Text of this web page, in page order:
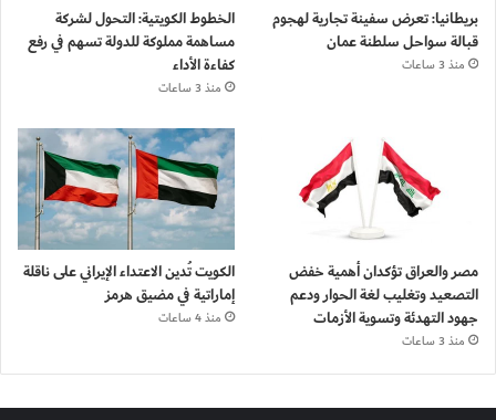
بريطانيا: تعرض سفينة تجارية لهجوم
قبالة سواحل سلطنة عمان
منذ 3 ساعات
الخطوط الكويتية: التحول لشركة
مساهمة مملوكة للدولة تسهم في رفع
كفاءة الأداء
منذ 3 ساعات
مصر والعراق تؤكدان أهمية خفض
التصعيد وتغليب لغة الحوار ودعم
جهود التهدئة وتسوية الأزمات
منذ 3 ساعات
الكويت تُدين الاعتداء الإيراني على ناقلة
إماراتية في مضيق هرمز
منذ 4 ساعات